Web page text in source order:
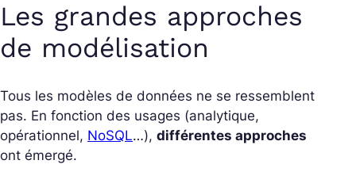
Les grandes approches
de modélisation
Tous les modèles de données ne se ressemblent
pas. En fonction des usages (analytique,
opérationnel, NoSQL…), différentes approches
ont émergé.